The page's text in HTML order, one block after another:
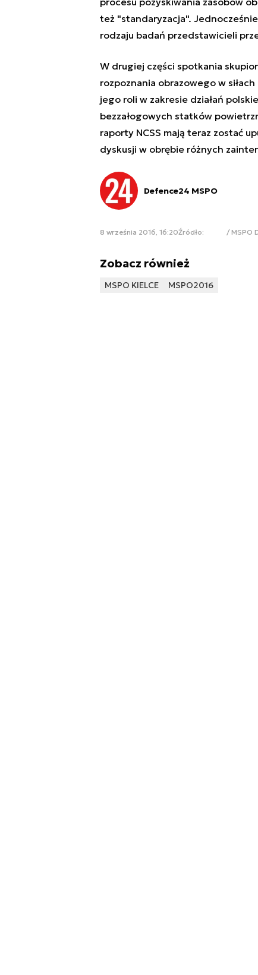
też "standaryzacja".
rodzaju badań przedstawicieli
W drugiej części spotkania
rozpoznania obrazowego w
jego roli w zakresie działań
bezzałogowych statków
raporty NCSS mają teraz zostać
dyskusji w obrębie różnych
Defence24 MSPO
8 września 2016, 16:20Źródło: / MSPO
Zobacz również
MSPO KIELCE MSPO2016